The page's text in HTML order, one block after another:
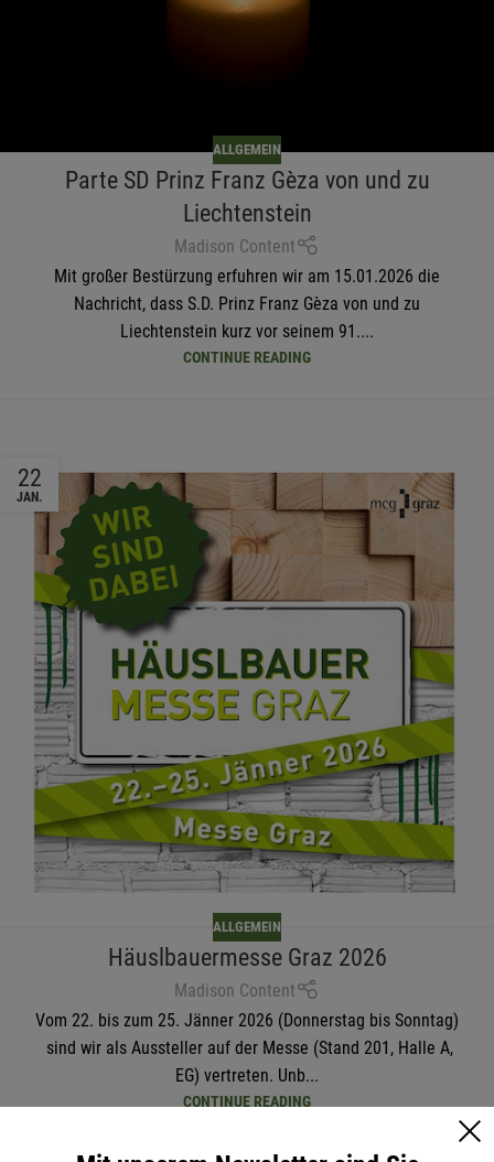
ALLGEMEIN
Parte SD Prinz Franz Gèza von und zu
Liechtenstein
Madison Content
Mit großer Bestürzung erfuhren wir am 15.01.2026 die
Nachricht, dass S.D. Prinz Franz Gèza von und zu
Liechtenstein kurz vor seinem 91....
CONTINUE READING
22
JAN.
ALLGEMEIN
Häuslbauermesse Graz 2026
Madison Content
Vom 22. bis zum 25. Jänner 2026 (Donnerstag bis Sonntag)
sind wir als Aussteller auf der Messe (Stand 201, Halle A,
EG) vertreten. Unb...
CONTINUE READING